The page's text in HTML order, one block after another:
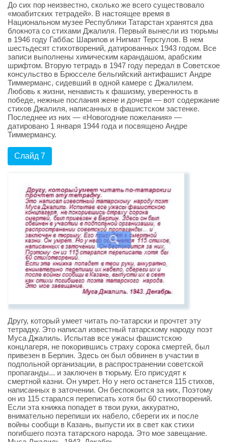
До сих пор неизвестно, сколько же всего существовало
«моабитских тетрадей». В настоящее время в
Национальном музее Республики Татарстан хранятся два
блокнота со стихами Джалиля. Первый вынесли из тюрьмы
в 1946 году Габбас Шарипов и Нигмат Терсгулов. В нем
шестьдесят стихотворений, датированных 1943 годом. Все
записи выполнены химическим карандашом, арабским
шрифтом. Вторую тетрадь в 1947 году передал в Советское
консульство в Брюсселе бельгийский антифашист Андре
Тиммерманс, сидевший в одной камере с Джалилем.
Любовь к жизни, ненависть к фашизму, уверенность в
победе, нежные послания жене и дочери — вот содержание
стихов Джалиля, написанных в фашистском застенке.
Последнее из них — «Новогодние пожелания» —
датировано 1 января 1944 года и посвящено Андре
Тиммермансу.
Слайд 7
Другу, который умеет читать по-татарски и прочтет эту
тетрадку. Это написал известный татарскому народу поэт
Муса Джалиль. Испытав все ужасы фашистскою
концлагеря, не покорившись страху сорока смертей, был
привезен в Берлин. Здесь он был обвинен в участии в
подпольной организации, в распространении советской
пропаганды... и заключен в тюрьму. Его присудят к
смертной казни. Он умрет. Но у него останется 115 стихов,
написанных в заточении. Он беспокоится за них, Поэтому
он из 115 старался переписать хотя бы 60 стихотворений.
Если эта книжка попадет в твои руки, аккуратно,
внимательно перепиши их набело, сбереги их и после
войны сообщи в Казань, выпусти их в свет как стихи
погибшего поэта татарского народа. Это мое завещание.